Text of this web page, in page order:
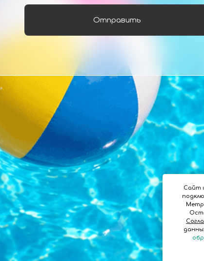
Отправить
Сайт